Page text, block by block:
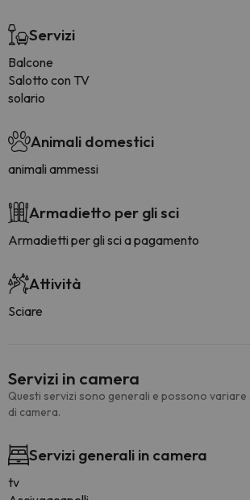
Servizi
Balcone
Salotto con TV
solario
Animali domestici
animali ammessi
Armadietto per gli sci
Armadietti per gli sci a pagamento
Attività
Sciare
Servizi in camera
Questi servizi sono generali e possono variare
di camera.
Servizi generali in camera
tv